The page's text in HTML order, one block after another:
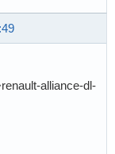
alliance-dl-